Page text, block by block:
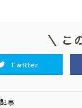
＼ こ
Twitter
事